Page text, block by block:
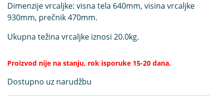
Dimenzije vrcaljke: visna tela 640mm, visina vrcaljke
930mm, prečnik 470mm.
Ukupna težina vrcaljke iznosi 20.0kg.
Proizvod nije na stanju, rok isporuke 15-20 dana.
Dostupno uz narudžbu